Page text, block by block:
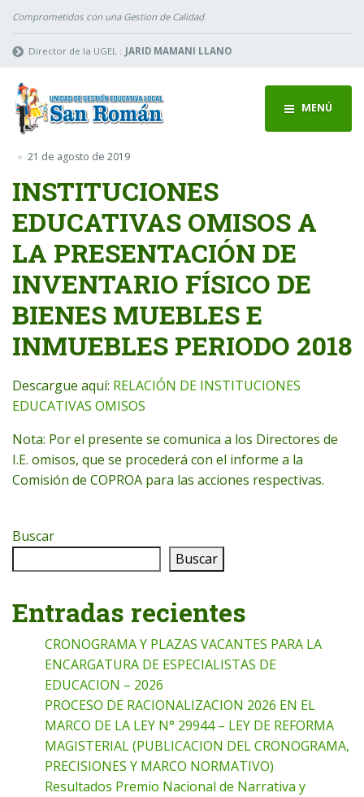
Comprometidos con una Gestion de Calidad
Director de la UGEL : JARID MAMANI LLANO
MENÚ
21 de agosto de 2019
INSTITUCIONES
EDUCATIVAS OMISOS A
LA PRESENTACIÓN DE
INVENTARIO FÍSICO DE
BIENES MUEBLES E
INMUEBLES PERIODO 2018
Descargue aquí: RELACIÓN DE INSTITUCIONES
EDUCATIVAS OMISOS
Nota: Por el presente se comunica a los Directores de
I.E. omisos, que se procederá con el informe a la
Comisión de COPROA para las acciones respectivas.
Buscar
Buscar
Entradas recientes
CRONOGRAMA Y PLAZAS VACANTES PARA LA
ENCARGATURA DE ESPECIALISTAS DE
EDUCACION – 2026
PROCESO DE RACIONALIZACION 2026 EN EL
MARCO DE LA LEY N° 29944 – LEY DE REFORMA
MAGISTERIAL (PUBLICACION DEL CRONOGRAMA,
PRECISIONES Y MARCO NORMATIVO)
Resultados Premio Nacional de Narrativa y